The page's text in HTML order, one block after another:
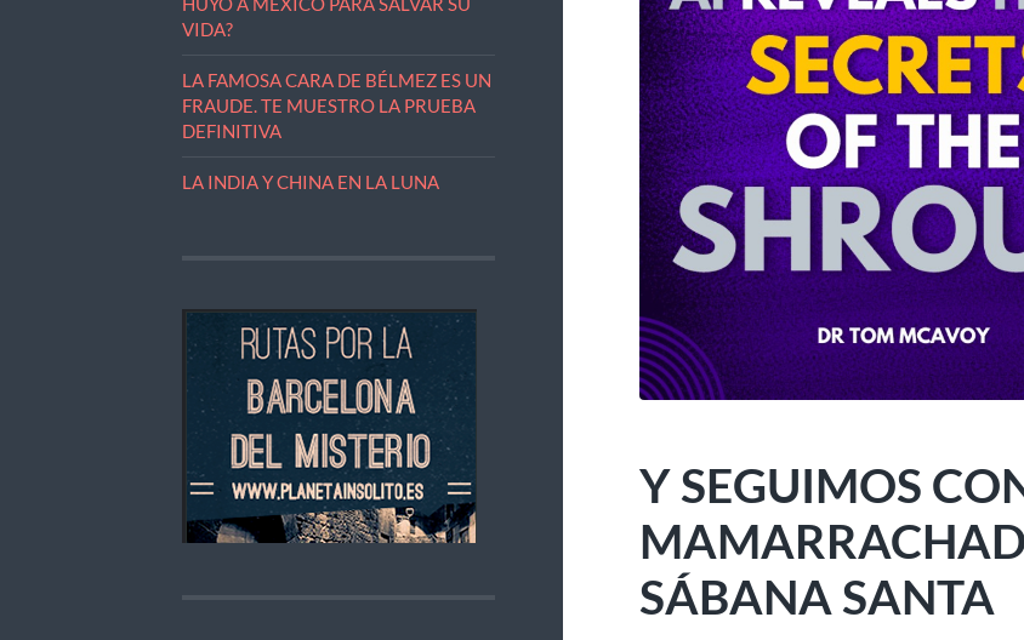
VIDA?
LA FAMOSA CARA DE BÉLMEZ ES UN
FRAUDE. TE MUESTRO LA PRUEBA
DEFINITIVA
LA INDIA Y CHINA EN LA LUNA
Y SEGUIMOS
SÁBANA SANTA